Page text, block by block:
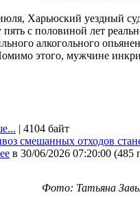
Харьюский уездный
пять с половиной лет
алкогольного
этого, мужчине
| 4104 байт
смешанных отходов
в 30/06/2026 07:20:00 (485
Фото: Татьяна